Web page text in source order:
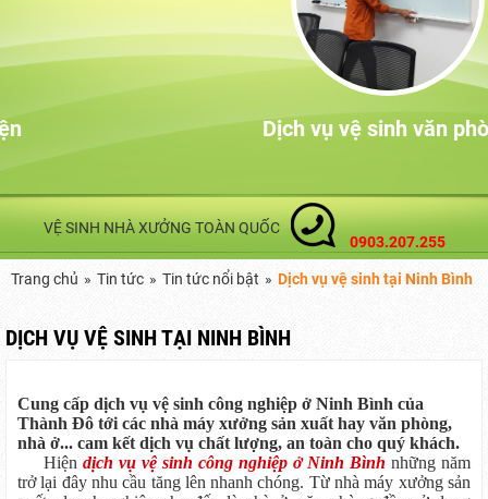
Dịch vụ vệ sinh văn phòng
VỆ SINH NHÀ XƯỞNG TOÀN QUỐC
0903.207.255
Trang chủ » Tin tức » Tin tức nổi bật » Dịch vụ vệ sinh tại Ninh Bình
DỊCH VỤ VỆ SINH TẠI NINH BÌNH
Cung cấp dịch vụ vệ sinh công nghiệp ở Ninh Bình của
Thành Đô tới các nhà máy xưởng sản xuất hay văn phòng,
nhà ở... cam kết dịch vụ chất lượng, an toàn cho quý khách.
Hiệndịch vụ vệ sinh công nghiệp ở Ninh Bình những năm
trở lại đây nhu cầu tăng lên nhanh chóng. Từ nhà máy xưởng sản